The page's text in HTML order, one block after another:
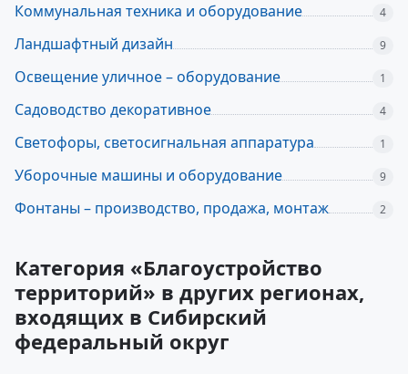
Коммунальная техника и оборудование 4
Ландшафтный дизайн 9
Освещение уличное – оборудование 1
Садоводство декоративное 4
Светофоры, светосигнальная аппаратура 1
Уборочные машины и оборудование 9
Фонтаны – производство, продажа, монтаж 2
Категория «Благоустройство
территорий» в других регионах,
входящих в Сибирский
федеральный округ